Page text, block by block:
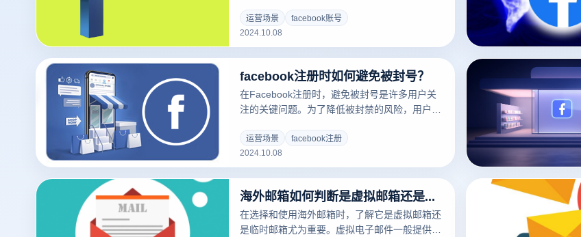
纹和IP地址，为每个帐户建立一个单独的虚拟环
境，避免Facebook检测到这些帐户由同一设备
和网络登录。第二，每个帐户应选择唯一的基本
等，以防止关联的可能性。最后，防止频繁在同
一设备和网络上切换帐户，并遵循Facebook的
应用政策，以确保证明每个帐户。
运营场景
facebook账号
2024.10.08
facebook注册时如何避免被封号？
在Facebook注册时，避免被封号是许多用户关
注的关键问题。为了降低被封禁的风险，用户可
独特的个人信息进行注册，避免使用虚假的姓名
或照片，这有助于提高账户的可信度。其次，利
用指纹浏览器等工具创建多个独立的虚拟环境，
Facebook的使用规范，避免进行过于频繁的活
动，如发送大量好友请求或发布相似内容，也是
保护账户的重要策略。通过这些方法，用户能够
运营场景
facebook注册
2024.10.08
海外邮箱如何判断是虚拟邮箱还是临时邮箱？
在选择和使用海外邮箱时，了解它是虚拟邮箱还
是临时邮箱尤为重要。虚拟电子邮件一般提供长